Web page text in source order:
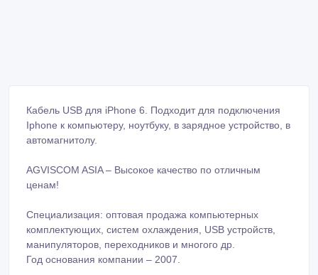
Кабель USB для iPhone 6. Подходит для подключения
Iphone к компьютеру, ноутбуку, в зарядное устройство, в
автомагнитолу.
AGVISCOM ASIA – Высокое качество по отличным
ценам!
Специализация: оптовая продажа компьютерных
комплектующих, систем охлаждения, USB устройств,
манипуляторов, переходников и многого др.
Год основания компании – 2007.